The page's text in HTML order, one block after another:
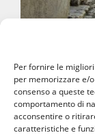
Per fornire le
per memorizzare e/
consenso a queste
comportamento di
acconsentire o
caratteristiche e